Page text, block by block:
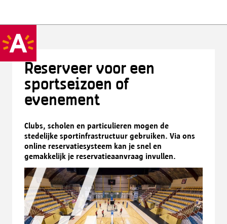
Reserveer voor een
sportseizoen of
evenement
Clubs, scholen en particulieren mogen de
stedelijke sportinfrastructuur gebruiken. Via ons
online reservatiesysteem kan je snel en
gemakkelijk je reservatieaanvraag invullen.